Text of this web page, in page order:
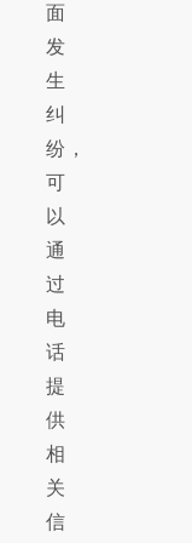
面
发
生
纠
纷，
可
以
通
过
电
话
提
供
相
关
信